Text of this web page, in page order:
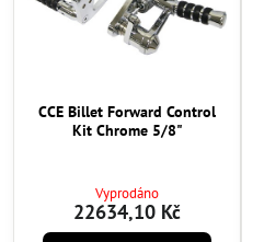
CCE Billet Forward Control
Kit Chrome 5/8"
Vyprodáno
22634,10 Kč